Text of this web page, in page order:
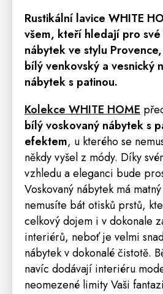
Rustikální lavice WHITE
všem, kteří hledají pro
nábytek ve stylu Provence,
bílý venkovský a vesnický
nábytek s patinou.
Kolekce WHITE HOME
bílý voskovaný nábytek s
efektem, u kterého se
někdy vyšel z módy. Díky
vzhledu a eleganci bude
Voskovaný nábytek má
nemusíte bát otisků prstů,
celkový dojem i v dokonale
interiérů, neboť je velmi
nábytek v dokonalé čistotě.
navíc dodávají interiéru
neomezené limity Vaši